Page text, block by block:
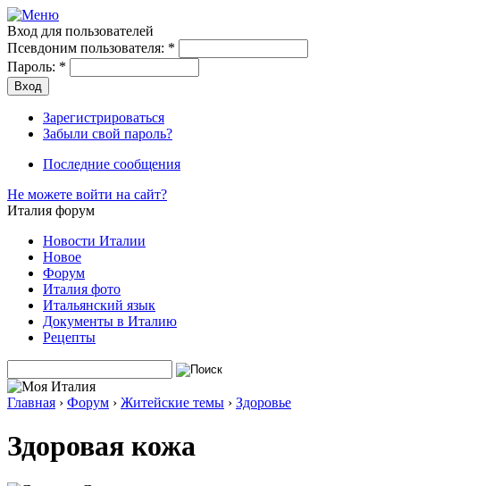
Вход для пользователей
Псевдоним пользователя: *
Пароль: *
Зарегистрироваться
Забыли свой пароль?
Последние сообщения
Не можете войти на сайт?
Италия форум
Новости Италии
Новое
Форум
Италия фото
Итальянский язык
Документы в Италию
Рецепты
Главная › Форум › Житейские темы › Здоровье
Здоровая кожа